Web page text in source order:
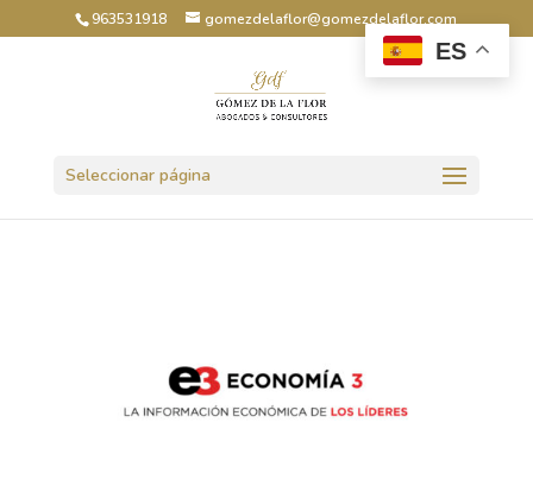
963531918 gomezdelaflor@gomezdelaflor.com
Seleccionar página
ES